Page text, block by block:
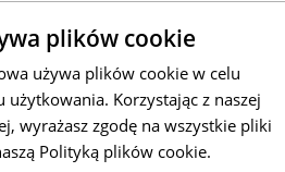
plików cookie
używa plików cookie w celu
Korzystając z naszej
wyrażasz zgodę na wszystkie pliki
Polityką plików cookie.